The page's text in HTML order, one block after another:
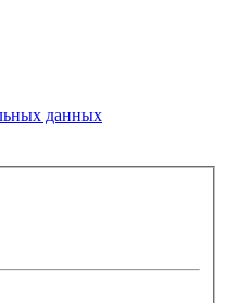
данных